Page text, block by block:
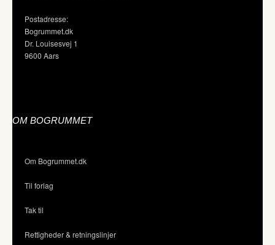
Postadresse:
Bogrummet.dk
Dr. Louisesvej 1
9600 Aars
OM BOGRUMMET
Om Bogrummet.dk
Til forlag
Tak til
Rettigheder & retningslinjer